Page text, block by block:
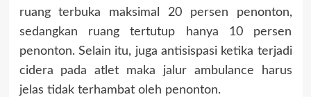
ruang terbuka maksimal 20 persen penonton,
sedangkan ruang tertutup hanya 10 persen
penonton. Selain itu, juga antisispasi ketika terjadi
cidera pada atlet maka jalur ambulance harus
jelas tidak terhambat oleh penonton.